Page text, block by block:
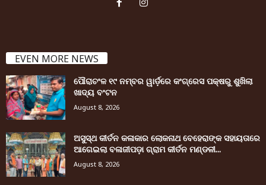
EVEN MORE NEWS
ପୌରାଚଂଳ ୧୯ ନମ୍ବର ୱାର୍ଡ଼ରେ କଂଗ୍ରେସ ପକ୍ଷରୁ ଶୁଖିଲା
ଖାଦ୍ୟ ବଂଟନ
August 8, 2026
ଅସୁସ୍ଥ କୀର୍ତନ କଳାକାର ଲୋକନାଥ ବେହେରାଙ୍କ ସହାୟତାରେ
ଆଗେଇଲା ବଳାଜୀପଡ଼ା ଗ୍ରାମ କୀର୍ତନ ମଣ୍ଡଳୀ...
August 8, 2026